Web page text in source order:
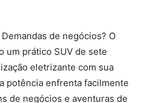
de negócios? O
um prático SUV de sete
eletrizante com sua
potência enfrenta facilmente
de negócios e aventuras de